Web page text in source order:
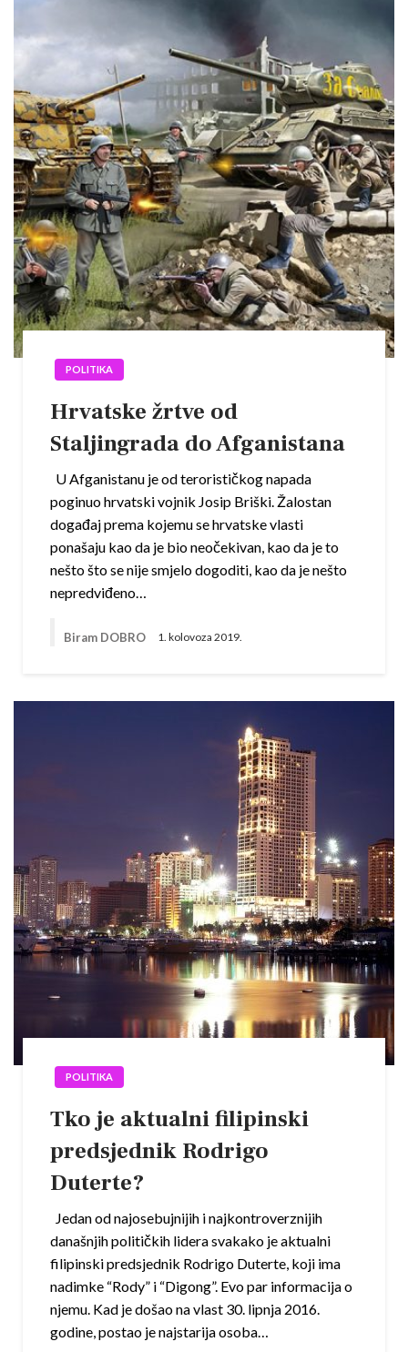
POLITIKA
Hrvatske žrtve od
Staljingrada do Afganistana
U Afganistanu je od terorističkog napada
poginuo hrvatski vojnik Josip Briški. Žalostan
događaj prema kojemu se hrvatske vlasti
ponašaju kao da je bio neočekivan, kao da je to
nešto što se nije smjelo dogoditi, kao da je nešto
nepredviđeno…
Biram DOBRO 1. kolovoza 2019.
POLITIKA
Tko je aktualni filipinski
predsjednik Rodrigo
Duterte?
Jedan od najosebujnijih i najkontroverznijih
današnjih političkih lidera svakako je aktualni
filipinski predsjednik Rodrigo Duterte, koji ima
nadimke “Rody” i “Digong”. Evo par informacija o
njemu. Kad je došao na vlast 30. lipnja 2016.
godine, postao je najstarija osoba…